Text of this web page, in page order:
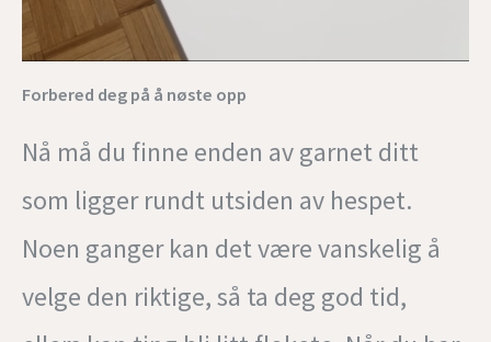
Forbered deg på å nøste opp
Nå må du finne enden av garnet ditt
som ligger rundt utsiden av hespet.
Noen ganger kan det være vanskelig å
velge den riktige, så ta deg god tid,